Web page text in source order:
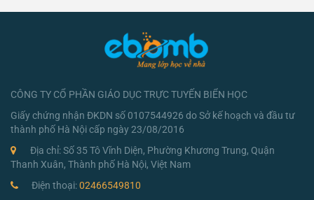
CÔNG TY CỔ PHẦN GIÁO DỤC TRỰC TUYẾN BIỂN HỌC
Giấy chứng nhận ĐKDN số 0107544926 do Sở kế hoạch và đầu tư
thành phố Hà Nội cấp ngày 23/08/2016
Địa chỉ: Số 35 Tô Vĩnh Diện, Phường Khương Trung, Quận
Thanh Xuân, Thành phố Hà Nội, Việt Nam
Điện thoại:02466549810